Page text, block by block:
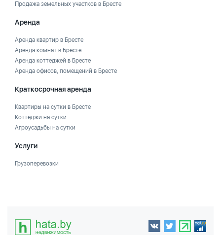
Продажа земельных участков в Бресте
Аренда
Аренда квартир в Бресте
Аренда комнат в Бресте
Аренда коттеджей в Бресте
Аренда офисов, помещений в Бресте
Краткосрочная аренда
Квартиры на сутки в Бресте
Коттеджи на сутки
Агроусадьбы на сутки
Услуги
Грузоперевозки